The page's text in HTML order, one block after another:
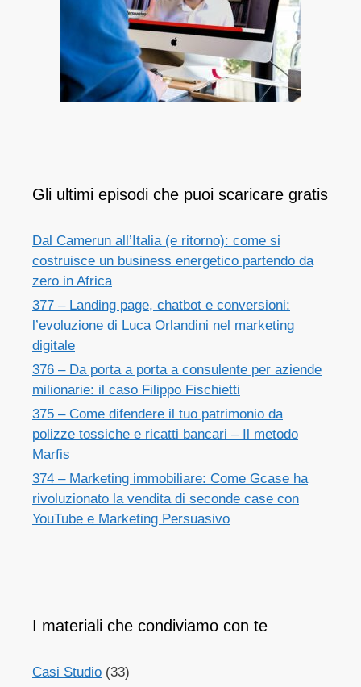
Gli ultimi episodi che puoi scaricare gratis
Dal Camerun all’Italia (e ritorno): come si
costruisce un business energetico partendo da
zero in Africa
377 – Landing page, chatbot e conversioni:
l’evoluzione di Luca Orlandini nel marketing
digitale
376 – Da porta a porta a consulente per aziende
milionarie: il caso Filippo Fischietti
375 – Come difendere il tuo patrimonio da
polizze tossiche e ricatti bancari – Il metodo
Marfis
374 – Marketing immobiliare: Come Gcase ha
rivoluzionato la vendita di seconde case con
YouTube e Marketing Persuasivo
I materiali che condiviamo con te
Casi Studio (33)